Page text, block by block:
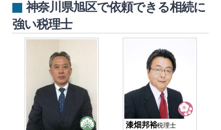
神奈川県旭区で依頼できる相続に
強い税理士
漆畑邦裕税理士